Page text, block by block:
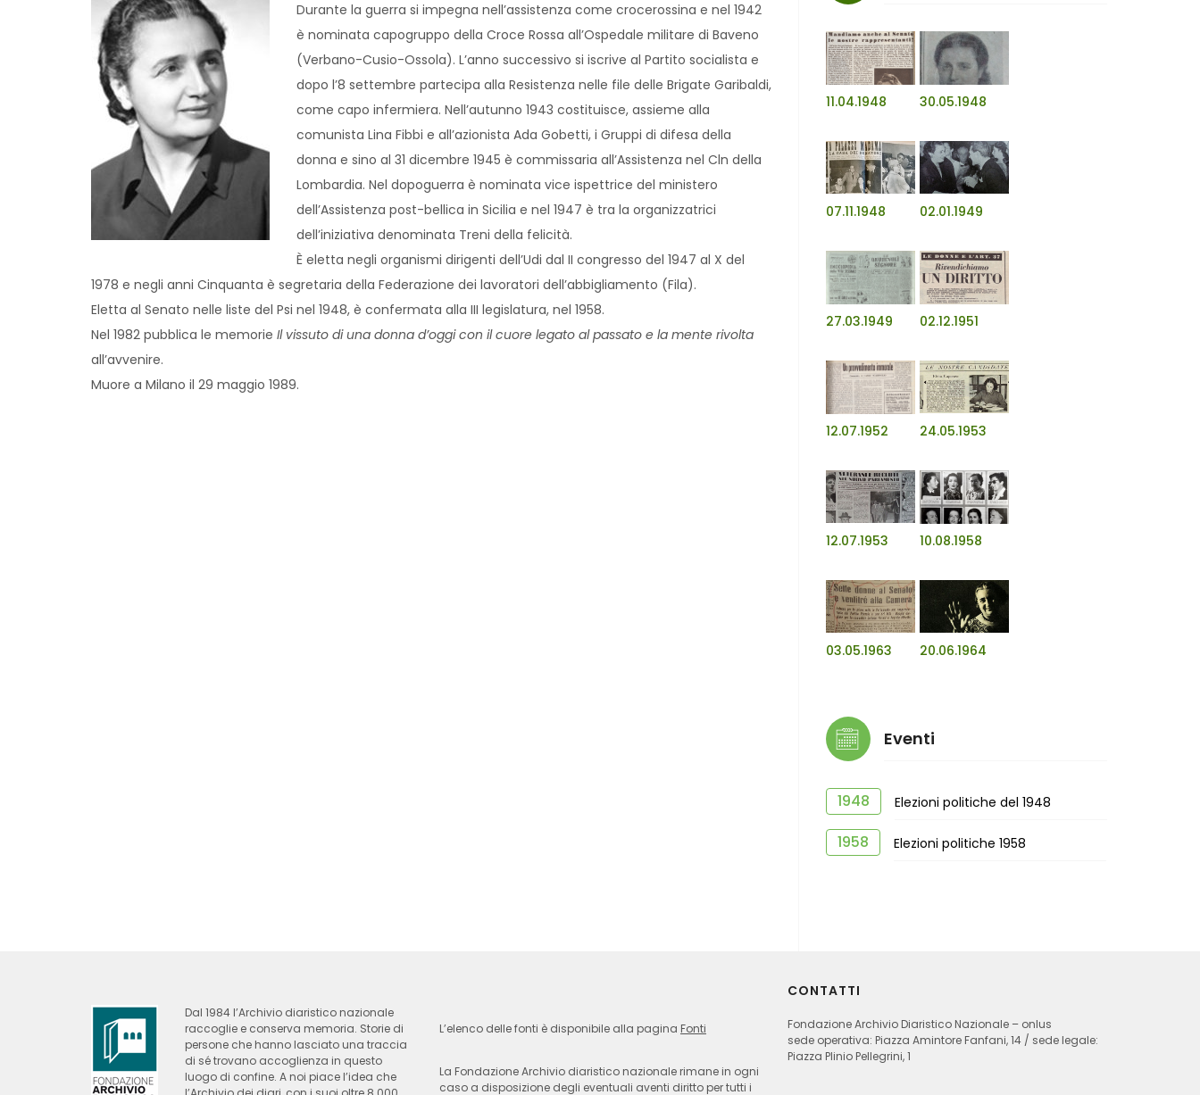
Durante la guerra si impegna nell’assistenza come crocerossina e nel 1942
è nominata capogruppo della Croce Rossa all’Ospedale militare di Baveno
(Verbano-Cusio-Ossola). L’anno successivo si iscrive al Partito socialista e
dopo l’8 settembre partecipa alla Resistenza nelle file delle Brigate Garibaldi,
come capo infermiera. Nell’autunno 1943 costituisce, assieme alla
comunista Lina Fibbi e all’azionista Ada Gobetti, i Gruppi di difesa della
donna e sino al 31 dicembre 1945 è commissaria all’Assistenza nel Cln della
Lombardia. Nel dopoguerra è nominata vice ispettrice del ministero
dell’Assistenza post-bellica in Sicilia e nel 1947 è tra la organizzatrici
dell’iniziativa denominata Treni della felicità.
È eletta negli organismi dirigenti dell’Udi dal II congresso del 1947 al X del
1978 e negli anni Cinquanta è segretaria della Federazione dei lavoratori dell’abbigliamento (Fila).
Eletta al Senato nelle liste del Psi nel 1948, è confermata alla III legislatura, nel 1958.
Nel 1982 pubblica le memorie Il vissuto di una donna d’oggi con il cuore legato al passato e la mente rivolta
all’avvenire.
Muore a Milano il 29 maggio 1989.
11.04.1948 30.05.1948
07.11.1948 02.01.1949
27.03.1949 02.12.1951
12.07.1952 24.05.1953
12.07.1953 10.08.1958
03.05.1963 20.06.1964
Eventi
1948 Elezioni politiche del 1948
1958 Elezioni politiche 1958
Dal 1984 l’Archivio diaristico nazionale
raccoglie e conserva memoria. Storie di
persone che hanno lasciato una traccia
di sé trovano accoglienza in questo
luogo di confine. A noi piace l’idea che
L’elenco delle fonti è disponibile alla pagina Fonti
La Fondazione Archivio diaristico nazionale rimane in ogni
caso a disposizione degli eventuali aventi diritto per tutti i
CONTATTI
Fondazione Archivio Diaristico Nazionale – onlus
sede operativa: Piazza Amintore Fanfani, 14 / sede legale:
Piazza Plinio Pellegrini, 1